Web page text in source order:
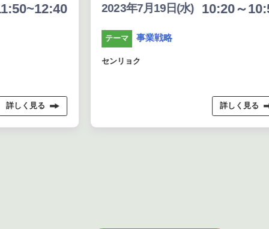
詳しく見る
2023年7月19日(水) 10:20～
テーマ 事業戦略
センリョク
詳しく見る